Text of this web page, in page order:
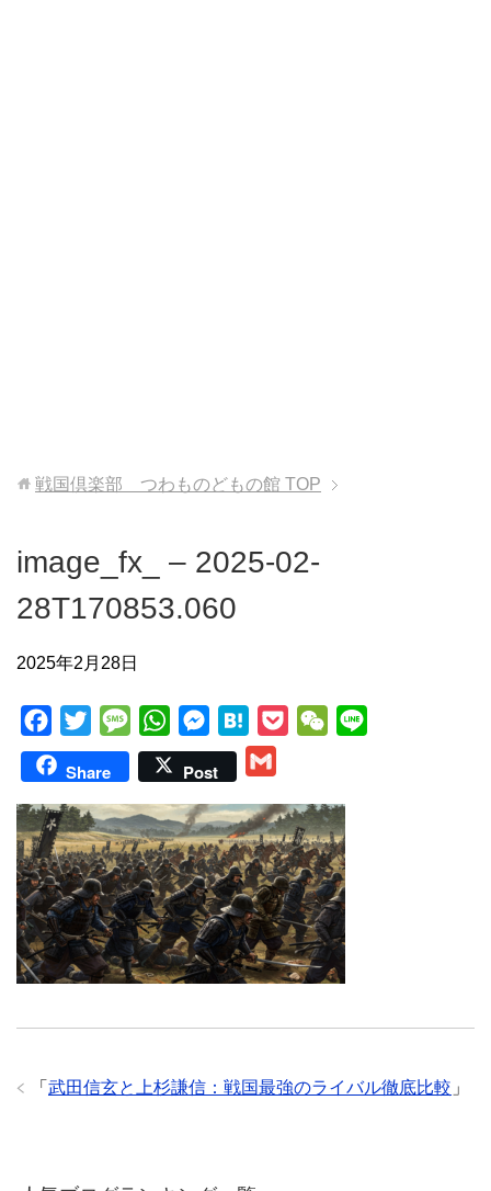
戦国倶楽部 つわものどもの館 TOP
image_fx_ – 2025-02-
28T170853.060
2025年2月28日
a
c
e
b
o
o
k
w
i
t
t
e
r
M
e
s
s
a
g
e
W
h
a
t
s
A
p
p
e
s
s
e
n
g
e
r
a
t
e
n
a
k
e
t
W
h
a
t
Share Post
a
i
l
「 武田信玄と上杉謙信：戦国最強のライバル徹底比較 」